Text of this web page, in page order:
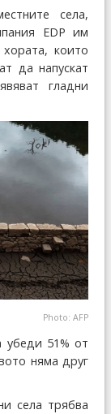
села,
EDP им
които
да напускат
гладни
Photo: AFP
убеди 51% от
няма друг
села трябва